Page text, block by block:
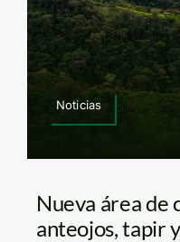
Noticias
Nueva área de
anteojos, tapir